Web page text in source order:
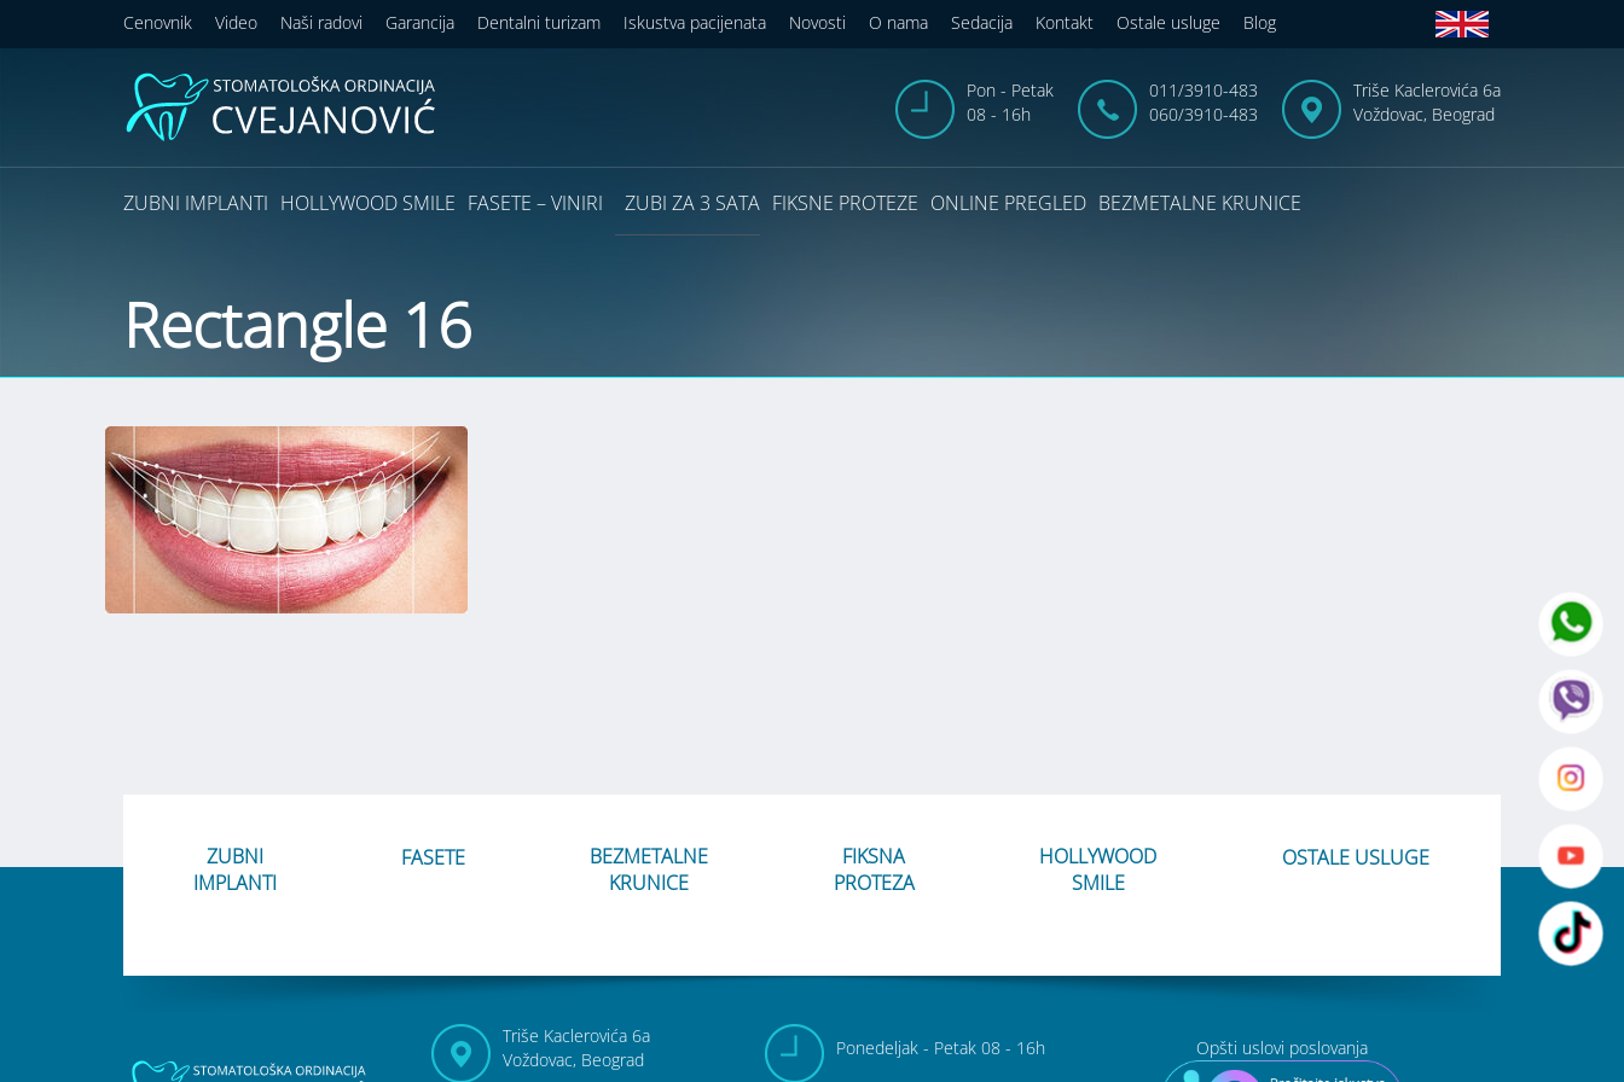
Cenovnik Video Naši radovi Garancija Dentalni turizam Iskustva pacijenata Novosti O nama Sedacija Kontakt Ostale usluge Blog
Pon - Petak
08 - 16h
011/3910-483
060/3910-483
Triše Kaclerovića 6a
Voždovac, Beograd
ZUBNI IMPLANTI HOLLYWOOD SMILE FASETE – VINIRI BEZMETALNE KRUNICE
FIKSNE PROTEZE ONLINE PREGLED
ZUBI ZA 3 SATA
Rectangle 16
ZUBNI
IMPLANTI
FASETE
BEZMETALNE
KRUNICE
FIKSNA
PROTEZA
HOLLYWOOD
SMILE
OSTALE USLUGE
Triše Kaclerovića 6a
Voždovac, Beograd
Ponedeljak - Petak 08 - 16h Opšti uslovi poslovanja